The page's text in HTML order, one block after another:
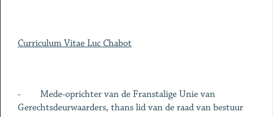
Curriculum Vitae Luc Chabot
- Mede-oprichter van de Franstalige Unie van
Gerechtsdeurwaarders, thans lid van de raad van bestuur